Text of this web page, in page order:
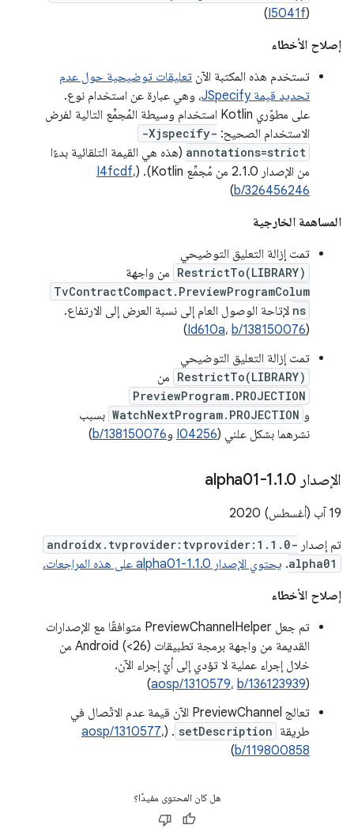
(
I5041f
)
إصلاح الأخطاء
تستخدم هذه المكتبة الآن تعليقات توضيحية حول عدم
تحديد قيمة JSpecify
، وهي عبارة عن استخدام نوع.
على مطوّري Kotlin استخدام وسيطة المُجمِّع التالية لفرض
الاستخدام الصحيح: -Xjspecify-
annotations=strict (هذه هي القيمة التلقائية بدءًا
من الإصدار 2.1.0 من مُجمِّع Kotlin). (
I4fcdf،
b/326456246
)
المساهمة الخارجية
تمت إزالة التعليق التوضيحي
RestrictTo(LIBRARY) من واجهة
TvContractCompact.PreviewProgramColum
ns لإتاحة الوصول العام إلى نسبة العرض إلى الارتفاع.
(
Id610a، b/138150076
)
تمت إزالة التعليق التوضيحي
RestrictTo(LIBRARY) من
PreviewProgram.PROJECTION
و WatchNextProgram.PROJECTION بسبب
نشرهما بشكل علني (I04256 وb/138150076
)
الإصدار 1 .1.0-alpha01
19 آب (أغسطس) 2020
تم إصدار androidx.tvprovider:tvprovider:1.1.0-
alpha01
. يحتوي الإصدار 1.1.0-alpha01 على هذه المراجعات.
إصلاح الأخطاء
تم جعل PreviewChannelHelper متوافقًا مع الإصدارات
القديمة من واجهة برمجة تطبيقات Android (<26) من
خلال إجراء عملية لا تؤدي إلى أيّ إجراء الآن.
(
aosp/1310579، b/136123939
)
تعالج PreviewChannel الآن قيمة عدم الاتّصال في
طريقة setDescription
. (
aosp/1310577،
b/119800858
)
هل كان المحتوى مفيدًا؟